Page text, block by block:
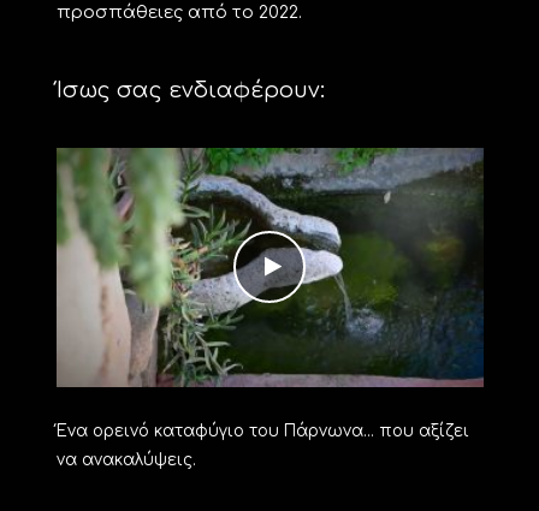
προσπάθειες από το 2022.
Ίσως σας ενδιαφέρουν:
Ένα ορεινό καταφύγιο του Πάρνωνα… που αξίζει
να ανακαλύψεις.